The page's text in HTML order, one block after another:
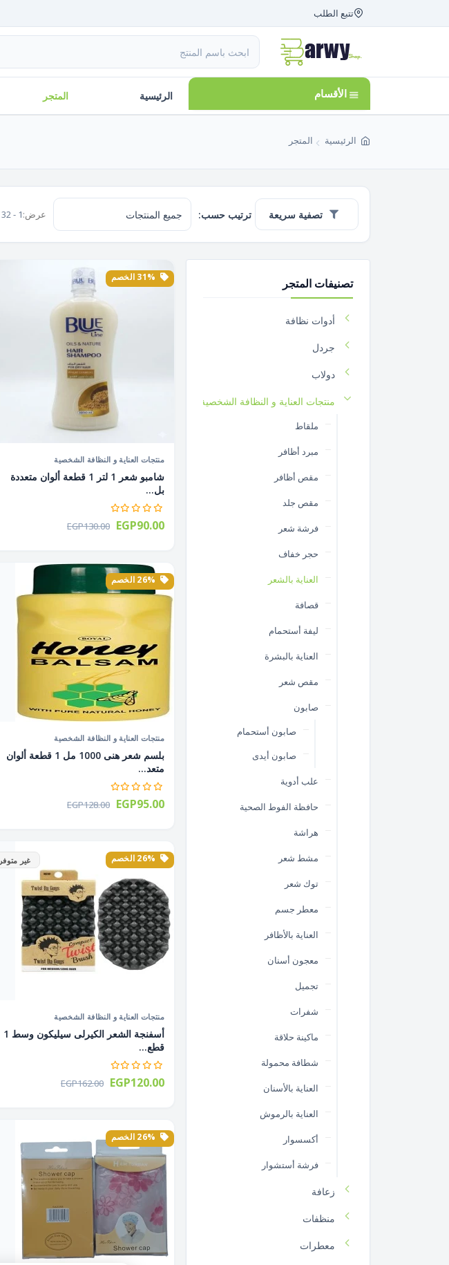
تتبع الطلب
الأقسام الرئيسية المتجر
الرئيسية المتجر
تصفية سريعة ترتيب حسب: عرض:1 - 32 عناصر
منتجات العناية و النظافة الشخصية
شامبو شعر 1 لتر 1 قطعة ألوان متعددة
بل...
EGP130.00 EGP90.00
منتجات العناية و النظافة الشخصية
بلسم شعر هنى 1000 مل 1 قطعة ألوان
متعد...
EGP128.00 EGP95.00
غير متوفر
منتجات العناية و النظافة الشخصية
أسفنجة الشعر الكيرلى سيليكون وسط 1
قطع...
EGP162.00 EGP120.00
تصنيفات المتجر
أدوات نظافة
جردل
دولاب
منتجات العناية و النظافة الشخصية
ملقاط
مبرد أظافر
مقص أظافر
مقص جلد
فرشة شعر
حجر خفاف
العناية بالشعر
قصافة
ليفة أستحمام
العناية بالبشرة
مقص شعر
صابون
صابون أستحمام
صابون أيدى
علب أدوية
حافظة الفوط الصحية
هراشة
مشط شعر
توك شعر
معطر جسم
العناية بالأظافر
معجون أسنان
تجميل
شفرات
ماكينة حلاقة
شطافة محمولة
العناية بالأسنان
العناية بالرموش
أكسسوار
فرشة أستشوار
زعافة
منظفات
معطرات